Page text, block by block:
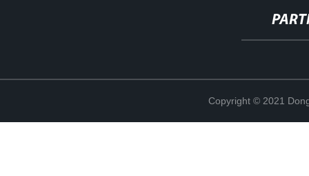
Copyright © 2021